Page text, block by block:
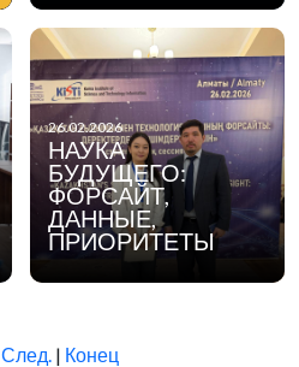
26.02.2026
НАУКА
БУДУЩЕГО:
ФОРСАЙТ,
ДАННЫЕ,
ПРИОРИТЕТЫ
След. | Конец